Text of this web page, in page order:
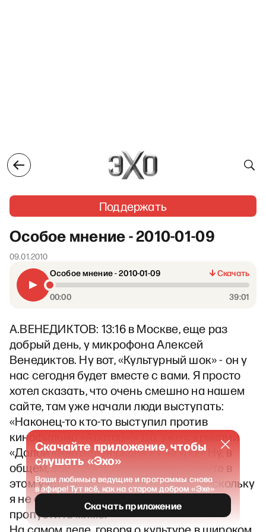
Поддержать
Особое мнение - 2010-01-09
09.01.2010
Особое мнение - 2010-01-09
Скачать
00:00 39:01
А.ВЕНЕДИКТОВ: 13:16 в Москве, еще раз
добрый день, у микрофона Алексей
Венедиктов. Ну вот, «Культурный шок» - он у
нас сегодня будет вместе с вами. Я просто
хотел сказать, что очень смешно на нашем
сайте, там уже начали люди выступать:
«Наконец-то кто-то выступил против
кинофильма «Аватар»!» Да, уже с криками
«Долой «Аватар», чуждая культура!» Ну, в
общем, зайдите, посмотрите и примите в
этом участие. Мне легко говорить, поскольку
я не смотрел – я это могу радостно
пропустить мимо.
Скачайте приложение, чтобы
слушать «Эхо»
Ваши любимые ведущие и программы снова
в эфире! Тут всё, как на старом добром «Эхе»
Скачать приложение